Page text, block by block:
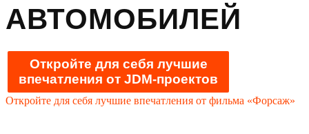
АВТОМОБИЛЕЙ
Откройте для себя лучшие
впечатления от JDM-проектов
Откройте для себя лучшие впечатления от фильма «Форсаж»